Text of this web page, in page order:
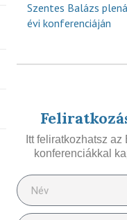
Szentes Balázs
évi konferenciáján
Itt feliratkozhatsz
konferenciákkal